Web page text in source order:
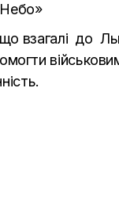
взагалі до